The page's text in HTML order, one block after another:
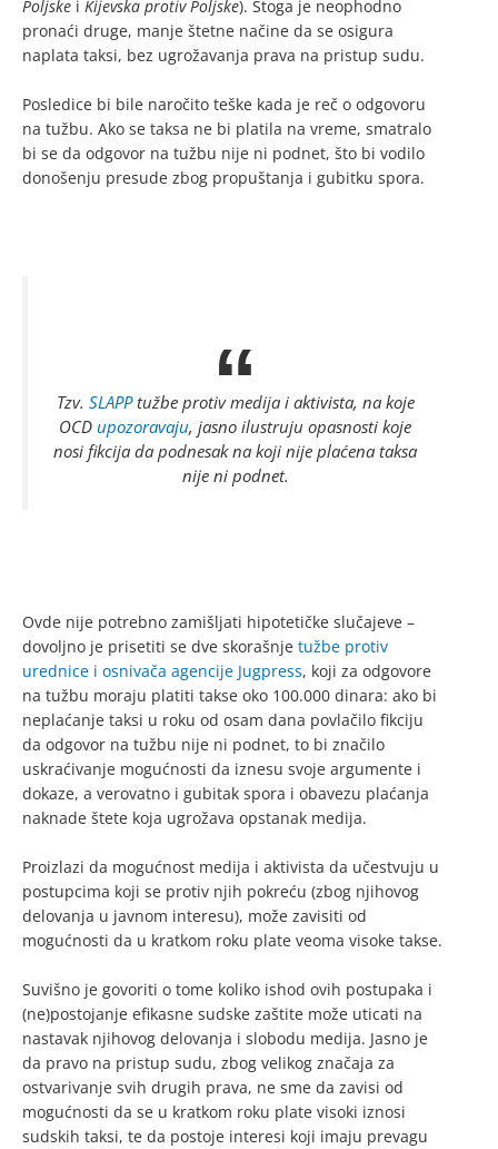
Poljske i Kijevska protiv Poljske). Stoga je neophodno
pronaći druge, manje štetne načine da se osigura
naplata taksi, bez ugrožavanja prava na pristup sudu.
Posledice bi bile naročito teške kada je reč o odgovoru
na tužbu. Ako se taksa ne bi platila na vreme, smatralo
bi se da odgovor na tužbu nije ni podnet, što bi vodilo
donošenju presude zbog propuštanja i gubitku spora.
Tzv. SLAPPtužbe protiv medija i aktivista, na koje
OCD upozoravaju, jasno ilustruju opasnosti koje
nosi fikcija da podnesak na koji nije plaćena taksa
nije ni podnet.
Ovde nije potrebno zamišljati hipotetičke slučajeve –
dovoljno je prisetiti se dve skorašnje tužbe protiv
urednice i osnivača agencije Jugpress, koji za odgovore
na tužbu moraju platiti takse oko 100.000 dinara: ako bi
neplaćanje taksi u roku od osam dana povlačilo fikciju
da odgovor na tužbu nije ni podnet, to bi značilo
uskraćivanje mogućnosti da iznesu svoje argumente i
dokaze, a verovatno i gubitak spora i obavezu plaćanja
naknade štete koja ugrožava opstanak medija.
Proizlazi da mogućnost medija i aktivista da učestvuju u
postupcima koji se protiv njih pokreću (zbog njihovog
delovanja u javnom interesu), može zavisiti od
mogućnosti da u kratkom roku plate veoma visoke takse.
Suvišno je govoriti o tome koliko ishod ovih postupaka i
(ne)postojanje efikasne sudske zaštite može uticati na
nastavak njihovog delovanja i slobodu medija. Jasno je
da pravo na pristup sudu, zbog velikog značaja za
ostvarivanje svih drugih prava, ne sme da zavisi od
mogućnosti da se u kratkom roku plate visoki iznosi
sudskih taksi, te da postoje interesi koji imaju prevagu